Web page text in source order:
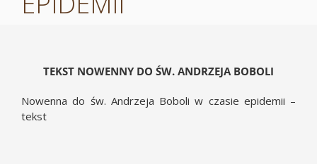
TEKST NOWENNY DO ŚW. ANDRZEJA BOBOLI
Nowenna do św. Andrzeja Boboli w czasie epidemii –
tekst